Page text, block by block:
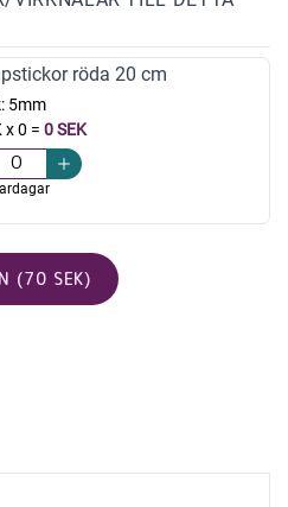
röda 20 cm
5mm
x 0 = 0 SEK
(70 SEK)